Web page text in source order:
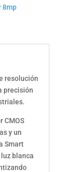
8mp
resolución
precisión
CMOS
y un
Smart
blanca